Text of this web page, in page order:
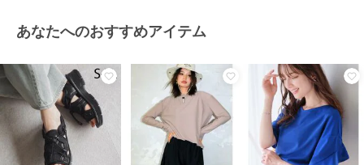
あなたへのおすすめアイテム